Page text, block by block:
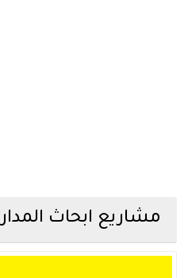
مشاريع ابحاث